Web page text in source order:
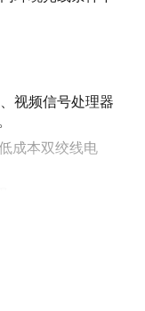
视频信号处理器
成本双绞线电